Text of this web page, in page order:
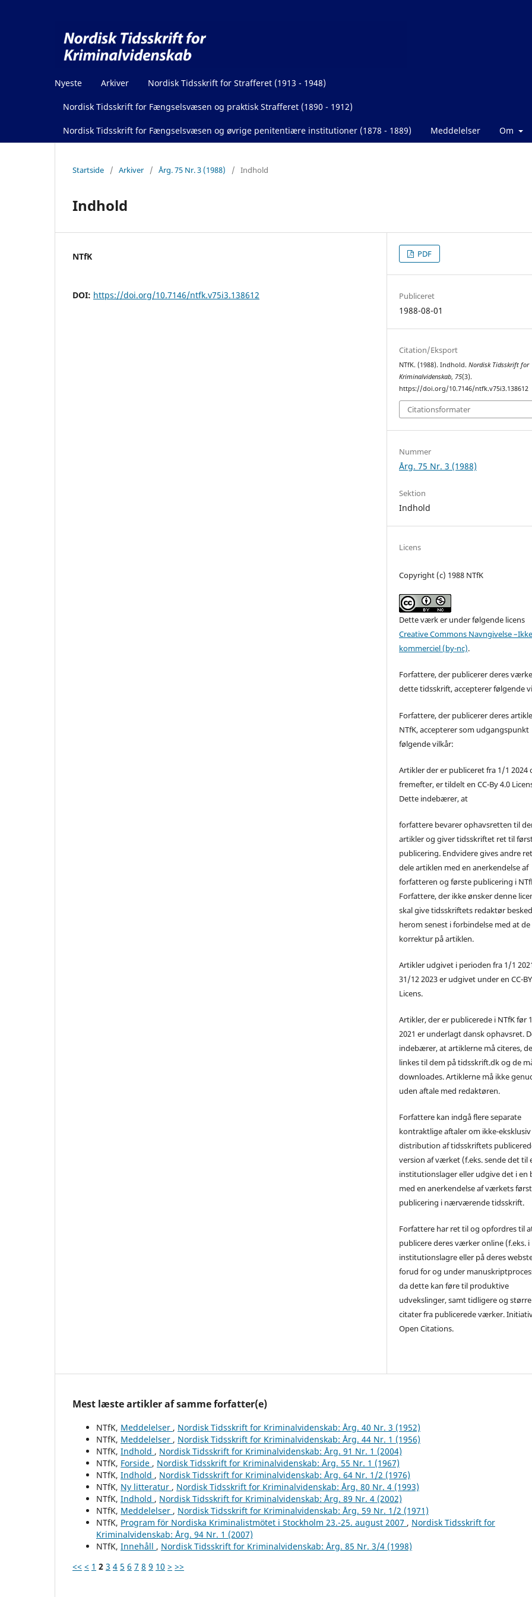
Nyeste Arkiver Nordisk Tidsskrift for Strafferet (1913 - 1948)
Nordisk Tidsskrift for Fængselsvæsen og praktisk Strafferet (1890 - 1912)
Nordisk Tidsskrift for Fængselsvæsen og øvrige penitentiære institutioner (1878 - 1889) Meddelelser Om
Startside / Arkiver / Årg. 75 Nr. 3 (1988) / Indhold
Indhold
NTfK
DOI: https://doi.org/10.7146/ntfk.v75i3.138612
PDF
Publiceret
1988-08-01
Citation/Eksport
NTfK. (1988). Indhold.Nordisk Tidsskrift for
Kriminalvidenskab, 75(3).
https://doi.org/10.7146/ntfk.v75i3.138612
Citationsformater
Nummer
Årg. 75 Nr. 3 (1988)
Sektion
Indhold
Licens
Copyright (c) 1988 NTfK
Dette værk er under følgende licens
Creative Commons Navngivelse
kommerciel (by-nc).
Forfattere, der publicerer deres
dette tidsskrift, accepterer følgende
Forfattere, der publicerer deres
NTfK, accepterer som udgangspunkt
følgende vilkår:
Artikler der er publiceret fra 1/1 2024
fremefter, er tildelt en CC-By 4.0
Dette indebærer, at
forfattere bevarer ophavsretten til
artikler og giver tidsskriftet ret til
publicering. Endvidere gives andre
dele artiklen med en anerkendelse af
forfatteren og første publicering i
Forfattere, der ikke ønsker denne
skal give tidsskriftets redaktør besked
herom senest i forbindelse med at
korrektur på artiklen.
Artikler udgivet i perioden fra 1/1
31/12 2023 er udgivet under en CC-
Licens.
Artikler, der er publicerede i NTfK før
2021 er underlagt dansk ophavsret.
indebærer, at artiklerne må citeres,
linkes til dem på tidsskrift.dk og de
downloades. Artiklerne må ikke
uden aftale med redaktøren.
Forfattere kan indgå flere separate
kontraktlige aftaler om ikke-eksklusiv
distribution af tidsskriftets
version af værket (f.eks. sende det til
institutionslager eller udgive det i en
med en anerkendelse af værkets
publicering i nærværende tidsskrift.
Forfattere har ret til og opfordres til
publicere deres værker online (f.eks. i
institutionslagre eller på deres
forud for og under
da dette kan føre til produktive
udvekslinger, samt tidligere og større
citater fra publicerede værker.
Open Citations.
Mest læste artikler af samme forfatter(e)
NTfK, Meddelelser , Nordisk Tidsskrift for Kriminalvidenskab: Årg. 40 Nr. 3 (1952)
NTfK, Meddelelser , Nordisk Tidsskrift for Kriminalvidenskab: Årg. 44 Nr. 1 (1956)
NTfK, Indhold , Nordisk Tidsskrift for Kriminalvidenskab: Årg. 91 Nr. 1 (2004)
NTfK, Forside , Nordisk Tidsskrift for Kriminalvidenskab: Årg. 55 Nr. 1 (1967)
NTfK, Indhold , Nordisk Tidsskrift for Kriminalvidenskab: Årg. 64 Nr. 1/2 (1976)
NTfK, Ny litteratur , Nordisk Tidsskrift for Kriminalvidenskab: Årg. 80 Nr. 4 (1993)
NTfK, Indhold , Nordisk Tidsskrift for Kriminalvidenskab: Årg. 89 Nr. 4 (2002)
NTfK, Meddelelser , Nordisk Tidsskrift for Kriminalvidenskab: Årg. 59 Nr. 1/2 (1971)
NTfK, Program för Nordiska Kriminalistmötet i Stockholm 23.-25. august 2007 , Nordisk Tidsskrift for
Kriminalvidenskab: Årg. 94 Nr. 1 (2007)
NTfK, Innehåll , Nordisk Tidsskrift for Kriminalvidenskab: Årg. 85 Nr. 3/4 (1998)
<< < 1 2 3 4 5 6 7 8 9 10 > >>